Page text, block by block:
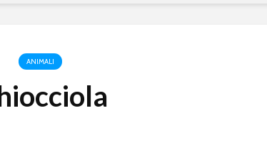
ANIMALI